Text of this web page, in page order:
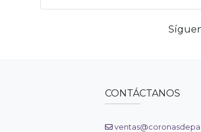
CONTÁCTANOS